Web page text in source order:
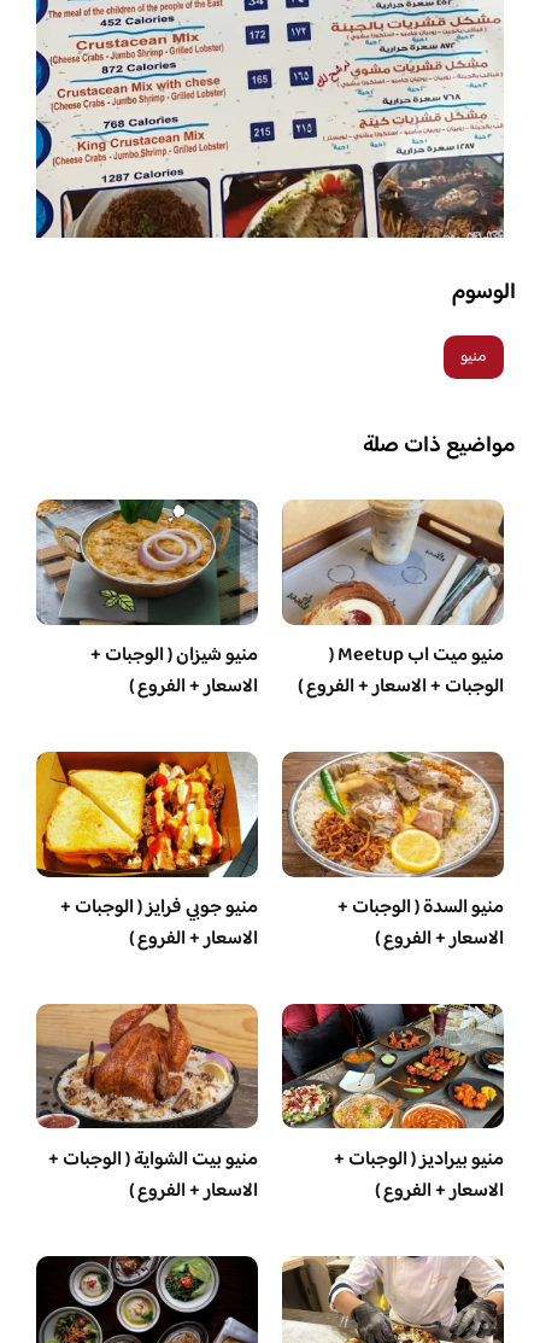
الوسوم
منيو
مواضيع ذات صلة
منيو ميت اب Meetup (
الوجبات + الاسعار + الفروع )
منيو شيزان ( الوجبات +
الاسعار + الفروع )
منيو السدة ( الوجبات +
الاسعار + الفروع )
منيو جوبي فرايز ( الوجبات +
الاسعار + الفروع )
منيو بيراديز ( الوجبات +
الاسعار + الفروع )
منيو بيت الشواية ( الوجبات +
الاسعار + الفروع )